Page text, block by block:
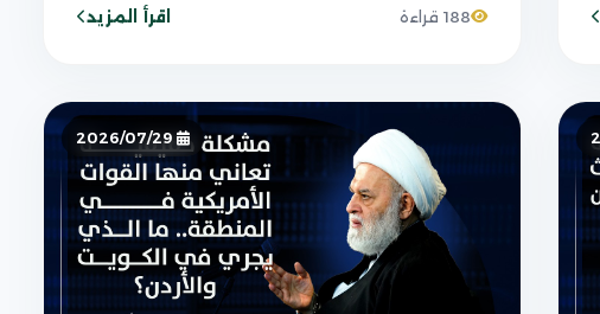
188 قراءة اقرأ المزيد